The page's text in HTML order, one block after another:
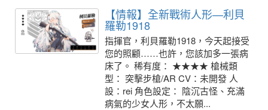
【情報】全新戰術人形—利貝
羅勒1918
指揮官，利貝羅勒1918，今天起接受
您的照顧……也許，您該加多一張病
床了。 稀有度： ★★★★ 槍械類
型： 突擊步槍/AR CV：未開發 人
設：rei 角色設定： 陰沉古怪、充滿
病氣的少女人形，不太願...